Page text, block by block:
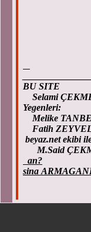
BU SITE
Selami
Yegenleri:
Melike
Fatih
beyaz.net ekibi
M.Said
an?
sina